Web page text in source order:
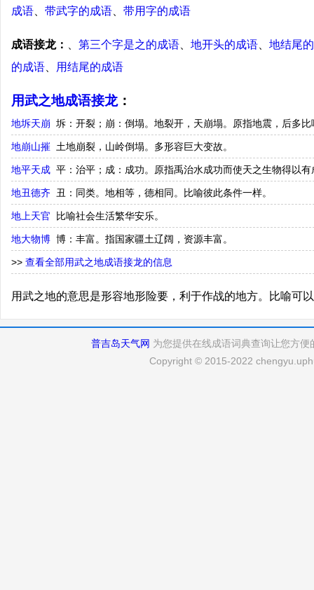
成语
带武字的成语 带用字的成语
成语接龙： 第三个字是之的成语 地开头的成语
地结尾
的成语
用结尾的成语
用武之地成语接龙：
地坼天崩 坼：开裂；崩：倒塌。地裂开，天崩塌。原指地震，后多
地崩山摧 土地崩裂，山岭倒塌。多形容巨大变故。
地平天成 平：治平；成：成功。原指禹治水成功而使天之生物得以
地丑德齐 丑：同类。地相等，德相同。比喻彼此条件一样。
地上天官 比喻社会生活繁华安乐。
地大物博 博：丰富。指国家疆土辽阔，资源丰富。
>> 查看全部用武之地成语接龙的信息
用武之地的意思是形容地形险要，利于作战的地方。比喻可
普吉岛天气网 为您提供在线成语词典查询让您方
Copyright © 2015-2022